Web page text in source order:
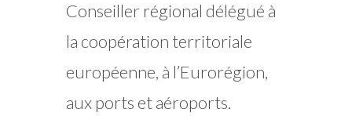
Conseiller régional délégué à
la coopération territoriale
européenne, à l’Eurorégion,
aux ports et aéroports.